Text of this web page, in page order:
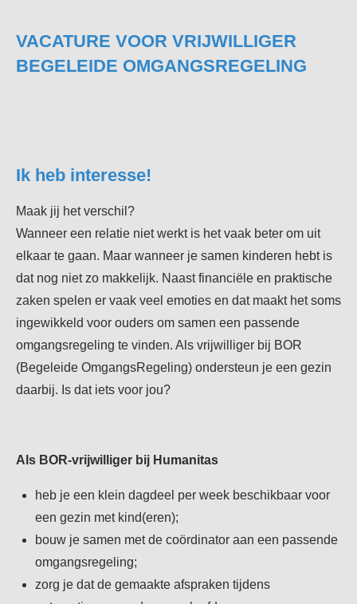
VACATURE VOOR VRIJWILLIGER
BEGELEIDE OMGANGSREGELING
Ik heb interesse!
Maak jij het verschil?
Wanneer een relatie niet werkt is het vaak beter om uit
elkaar te gaan. Maar wanneer je samen kinderen hebt is
dat nog niet zo makkelijk. Naast financiële en praktische
zaken spelen er vaak veel emoties en dat maakt het soms
ingewikkeld voor ouders om samen een passende
omgangsregeling te vinden. Als vrijwilliger bij BOR
(Begeleide OmgangsRegeling) ondersteun je een gezin
daarbij. Is dat iets voor jou?
Als BOR-vrijwilliger bij Humanitas
heb je een klein dagdeel per week beschikbaar voor
een gezin met kind(eren);
bouw je samen met de coördinator aan een passende
omgangsregeling;
zorg je dat de gemaakte afspraken tijdens